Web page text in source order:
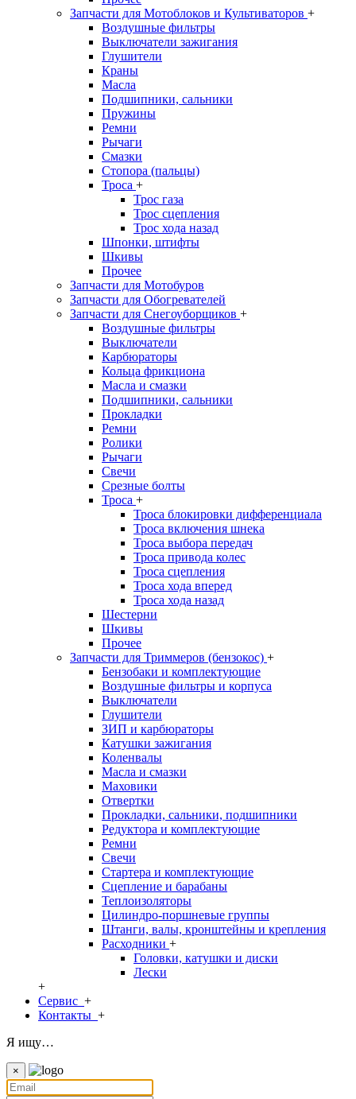
Запчасти для Мотоблоков и Культиваторов +
Воздушные фильтры
Выключатели зажигания
Глушители
Краны
Масла
Подшипники, сальники
Пружины
Ремни
Рычаги
Смазки
Стопора (пальцы)
Троса +
Трос газа
Трос сцепления
Трос хода назад
Шпонки, штифты
Шкивы
Прочее
Запчасти для Мотобуров
Запчасти для Обогревателей
Запчасти для Снегоуборщиков +
Воздушные фильтры
Выключатели
Карбюраторы
Кольца фрикциона
Масла и смазки
Подшипники, сальники
Прокладки
Ремни
Ролики
Рычаги
Свечи
Срезные болты
Троса +
Троса блокировки дифференциала
Троса включения шнека
Троса выбора передач
Троса привода колес
Троса сцепления
Троса хода вперед
Троса хода назад
Шестерни
Шкивы
Прочее
Запчасти для Триммеров (бензокос) +
Бензобаки и комплектующие
Воздушные фильтры и корпуса
Выключатели
Глушители
ЗИП и карбюраторы
Катушки зажигания
Коленвалы
Масла и смазки
Маховики
Отвертки
Прокладки, сальники, подшипники
Редуктора и комплектующие
Ремни
Свечи
Стартера и комплектующие
Сцепление и барабаны
Теплоизоляторы
Цилиндро-поршневые группы
Штанги, валы, кронштейны и крепления
Расходники +
Головки, катушки и диски
Лески
+
Сервис +
Контакты +
Я ищу…
×